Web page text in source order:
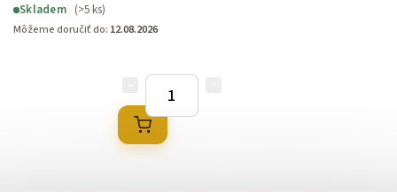
Skladem (>5 ks)
Môžeme doručiť do: 12.08.2026